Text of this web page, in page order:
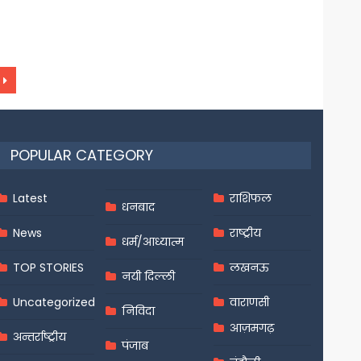
POPULAR CATEGORY
Latest
News
TOP STORIES
Uncategorized
अन्तर्राष्ट्रीय
धनबाद
धर्म/आध्यात्म
नयी दिल्ली
निविदा
पंजाब
राशिफल
राष्ट्रीय
लखनऊ
वाराणसी
आज़मगढ़